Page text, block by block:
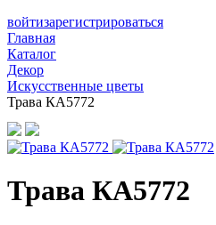
войтизарегистрироваться
Главная
Каталог
Декор
Искусственные цветы
Трава КА5772
Трава КА5772